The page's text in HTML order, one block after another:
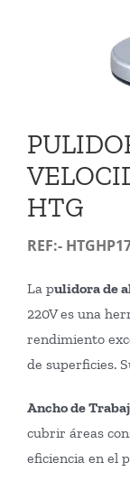
HTG
REF:-
La pulidora de
220V es una
rendimiento
de superficies.
Ancho de
cubrir áreas
eficiencia en el